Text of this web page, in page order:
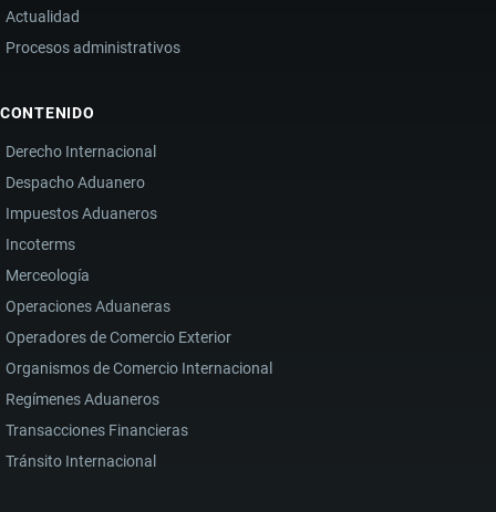
Actualidad
Procesos administrativos
CONTENIDO
Derecho Internacional
Despacho Aduanero
Impuestos Aduaneros
Incoterms
Merceología
Operaciones Aduaneras
Operadores de Comercio Exterior
Organismos de Comercio Internacional
Regímenes Aduaneros
Transacciones Financieras
Tránsito Internacional